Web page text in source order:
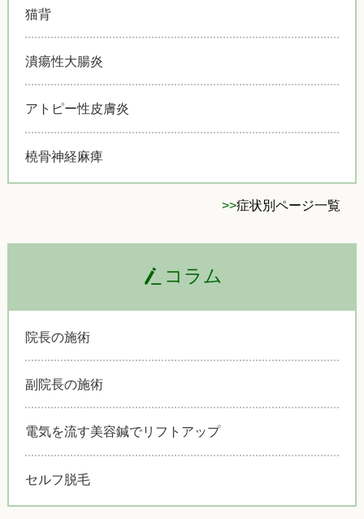
猫背
潰瘍性大腸炎
アトピー性皮膚炎
橈骨神経麻痺
>>症状別ページ一覧
コラム
院長の施術
副院長の施術
電気を流す美容鍼でリフトアップ
セルフ脱毛